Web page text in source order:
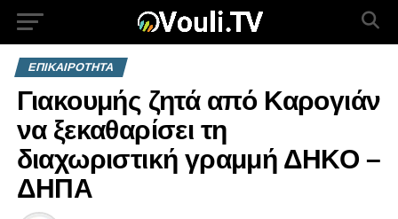
ΕΠΙΚΑΙΡΟΤΗΤΑ
Γιακουμής ζητά από Καρογιάν
να ξεκαθαρίσει τη
διαχωριστική γραμμή ΔΗΚΟ –
ΔΗΠΑ